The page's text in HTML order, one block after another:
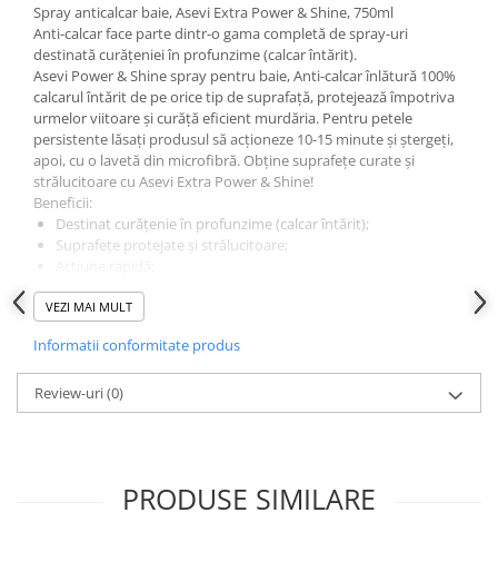
Spray anticalcar baie, Asevi Extra Power & Shine, 750ml
Anti-calcar face parte dintr-o gama completă de spray-uri
destinată curățeniei în profunzime (calcar întărit).
Asevi Power & Shine spray pentru baie, Anti-calcar înlătură 100%
calcarul întărit de pe orice tip de suprafață, protejează împotriva
urmelor viitoare și curăță eficient murdăria. Pentru petele
persistente lăsați produsul să acționeze 10-15 minute și ștergeți,
apoi, cu o lavetă din microfibră. Obține suprafețe curate și
strălucitoare cu Asevi Extra Power & Shine!
Beneficii:
Destinat curățenie în profunzime (calcar întărit);
Suprafețe protejate și strălucitoare;
Parfum plăcut și de lungă durată.
VEZI MAI MULT
Informatii conformitate produs
Review-uri(0)
PRODUSE SIMILARE